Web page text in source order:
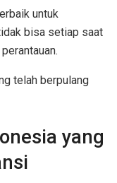
untuk
bisa setiap saat
telah berpulang
yang